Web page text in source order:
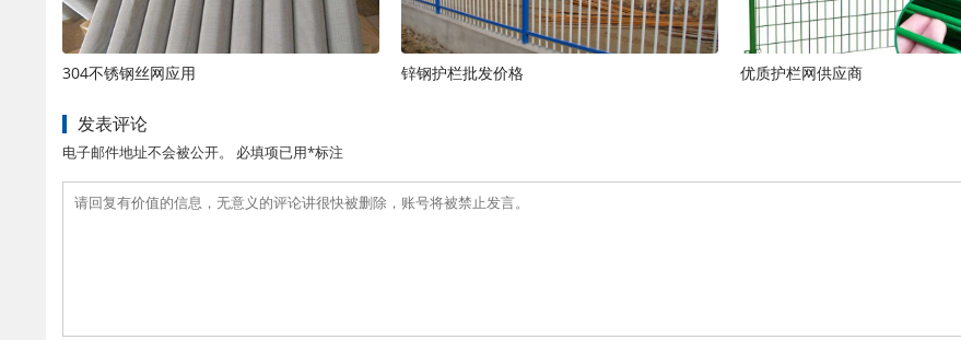
304不锈钢丝网应用 锌钢护栏批发价格 优质护栏网供应商
发表评论
电子邮件地址不会被公开。 必填项已用*标注